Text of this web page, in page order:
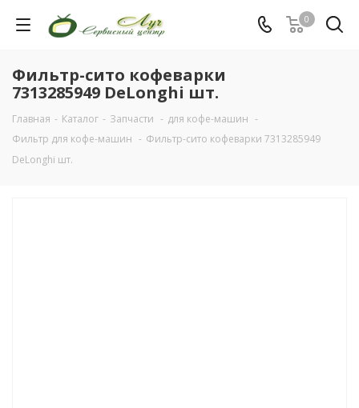
0
Фильтр-сито кофеварки
7313285949 DeLonghi шт.
Главная - Каталог - Запчасти - для кофе-машин -
Фильтр для кофе-машин - Фильтр-сито кофеварки 7313285949
DeLonghi шт.